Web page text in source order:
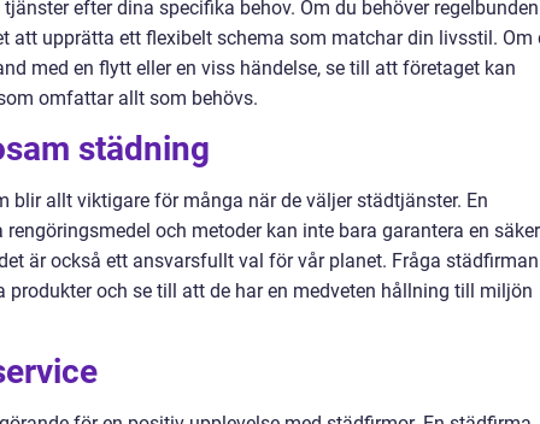
efter dina specifika behov. Om du behöver regelbunden
att upprätta ett flexibelt schema som matchar din livsstil. Om
med en flytt eller en viss händelse, se till att företaget kan
omfattar allt som behövs.
städning
blir allt viktigare för många när de väljer städtjänster. En
och metoder kan inte bara garantera en säker
är också ett ansvarsfullt val för vår planet. Fråga städfirman
och se till att de har en medveten hållning till miljön